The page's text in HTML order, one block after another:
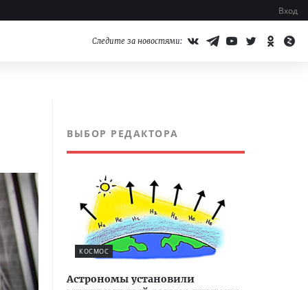
Вход
Следите за новостями:
ВЫБОР РЕДАКТОРА
КОСМОС
Астрономы установили